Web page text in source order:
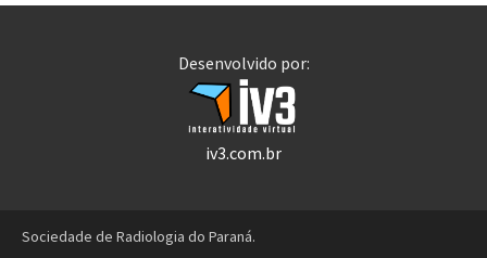
Desenvolvido por:
iv3.com.br
Sociedade de Radiologia do Paraná.